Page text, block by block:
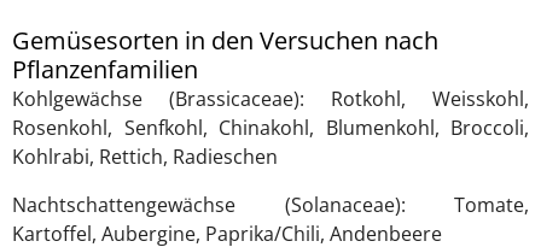
Gemüsesorten in den Versuchen nach
Pflanzenfamilien
Kohlgewächse (Brassicaceae): Rotkohl, Weisskohl,
Rosenkohl, Senfkohl, Chinakohl, Blumenkohl, Broccoli,
Kohlrabi, Rettich, Radieschen
Nachtschattengewächse (Solanaceae): Tomate,
Kartoffel, Aubergine, Paprika/Chili, Andenbeere